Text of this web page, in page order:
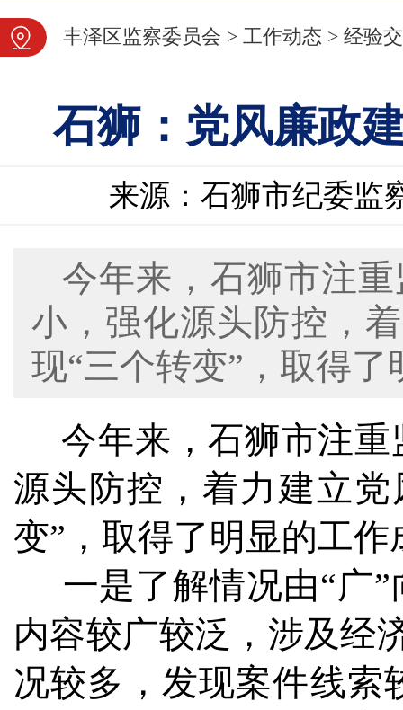
图片新闻
丰泽区监察委员会 > 工作动态 > 经验
石狮：党风廉政
来源：石狮市纪委监
今年来，石狮市注
小，强化源头防控，
现“三个转变”，取得
今年来，石狮市注重
源头防控，着力建立
变”，取得了明显的工作
一是了解情况由“广”
内容较广较泛，涉及经
况较多，发现案件线索